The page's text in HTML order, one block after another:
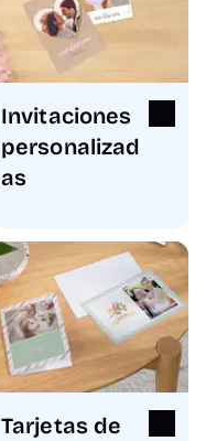
Invitaciones
personalizad
as
Tarjetas de